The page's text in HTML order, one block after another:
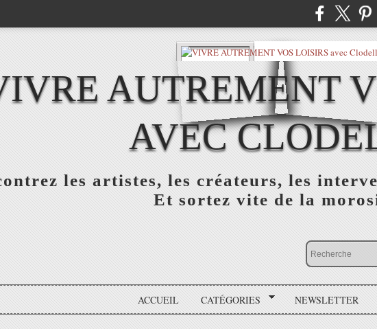
AUTREMENT
AVEC
les artistes, les créateurs, les
Et sortez vite de la
ACCUEIL CATÉGORIES NEWSLETTER